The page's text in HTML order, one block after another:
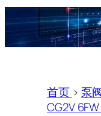
首页 > 泵
CG2V 6FW